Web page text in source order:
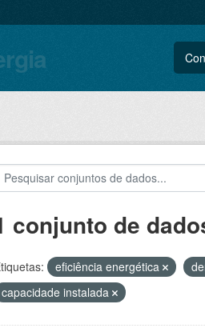
conjunto de
eficiência energética
capacidade instalada